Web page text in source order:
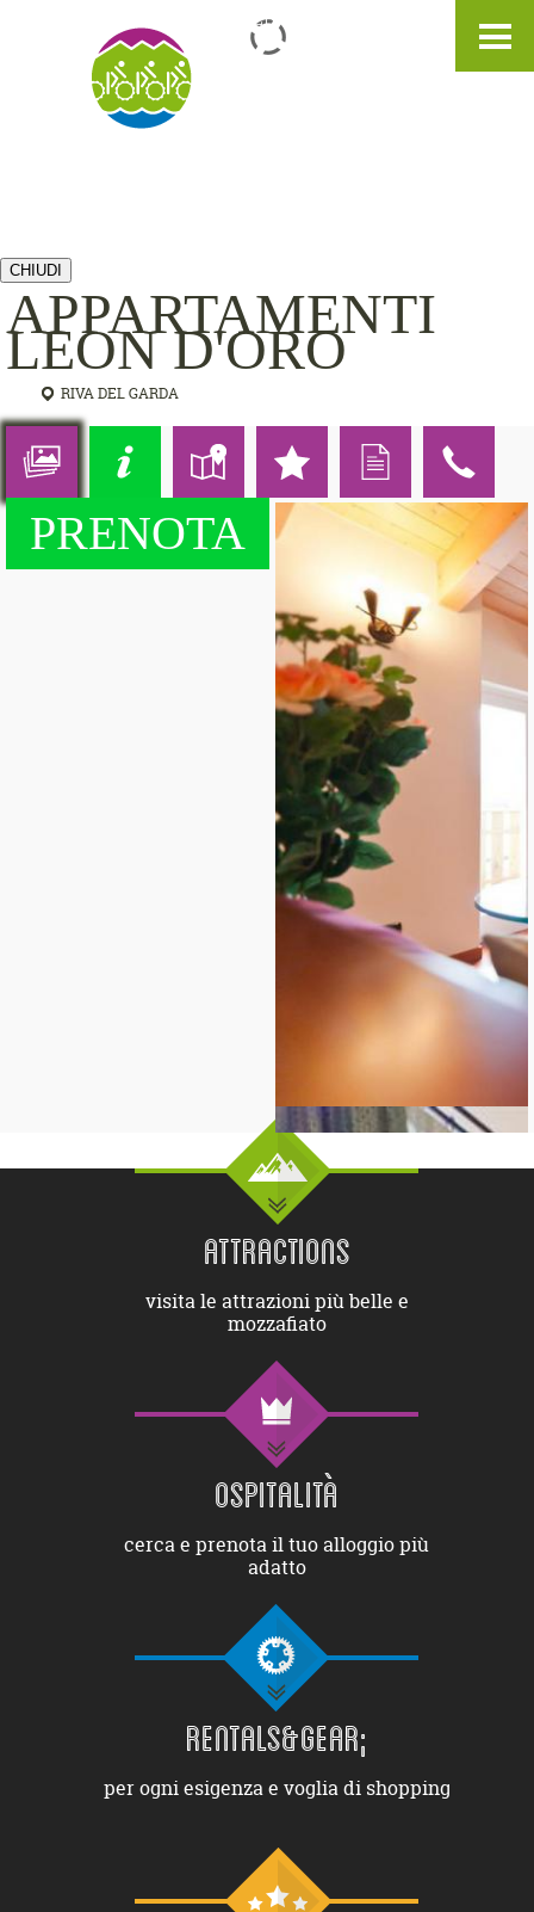
EN
CHIUDI
APPARTAMENTI
LEON D'ORO
RIVA DEL GARDA
PRENOTA
ATTRACTIONS
visita le attrazioni più belle e
mozzafiato
OSPITALITÀ
cerca e prenota il tuo alloggio più
adatto
RENTALS&GEAR;
per ogni esigenza e voglia di shopping